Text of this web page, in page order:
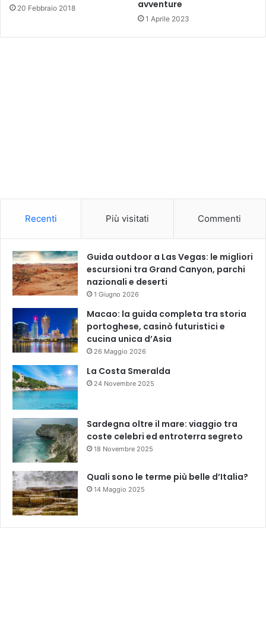
20 Febbraio 2018
avventure
1 Aprile 2023
Recenti Più visitati Commenti
Guida outdoor a Las Vegas: le migliori
escursioni tra Grand Canyon, parchi
nazionali e deserti
1 Giugno 2026
Macao: la guida completa tra storia
portoghese, casinò futuristici e
cucina unica d’Asia
26 Maggio 2026
La Costa Smeralda
24 Novembre 2025
Sardegna oltre il mare: viaggio tra
coste celebri ed entroterra segreto
18 Novembre 2025
Quali sono le terme più belle d’Italia?
14 Maggio 2025